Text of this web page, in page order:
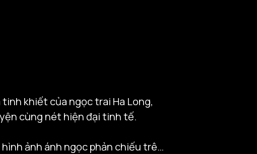
khiết của ngọc trai Ha Long,
cùng nét hiện đại tinh tế.
ảnh ánh ngọc phản chiếu trên